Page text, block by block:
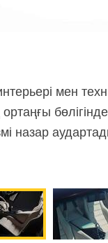
мен
ортаңғы
назар